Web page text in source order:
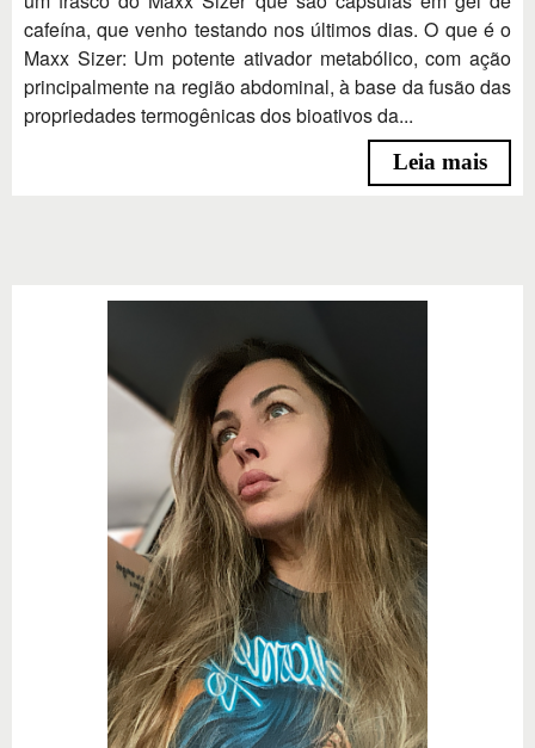
cafeína, que venho testando nos últimos dias. O que é o
Maxx Sizer: Um potente ativador metabólico, com ação
principalmente na região abdominal, à base da fusão das
propriedades termogênicas dos bioativos da...
Leia mais